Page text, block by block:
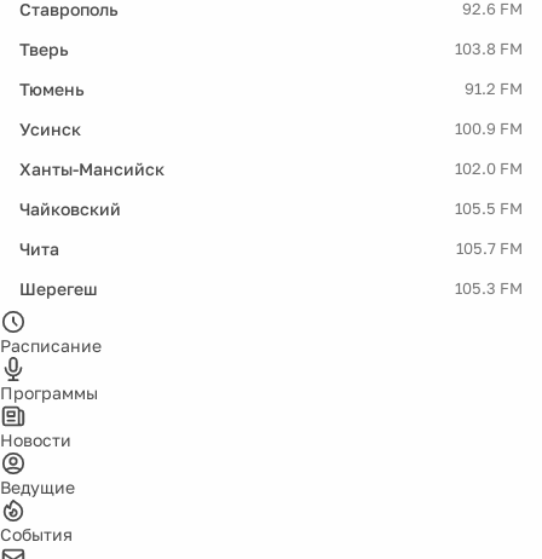
Ставрополь 92.6 FM
Тверь 103.8 FM
Тюмень 91.2 FM
Усинск 100.9 FM
Ханты-Мансийск 102.0 FM
Чайковский 105.5 FM
Чита 105.7 FM
Шерегеш 105.3 FM
Расписание
Программы
Новости
Ведущие
События